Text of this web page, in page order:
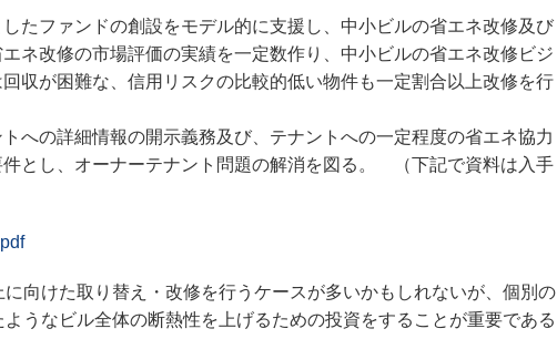
たファンドの創設をモデル的に支援し、中小ビルの省エネ改修及び
ネ改修の市場評価の実績を一定数作り、中小ビルの省エネ改修ビジ
収が困難な、信用リスクの比較的低い物件も一定割合以上改修を行
への詳細情報の開示義務及び、テナントへの一定程度の省エネ協力
とし、オーナーテナント問題の解消を図る。 （下記で資料は入手
向けた取り替え・改修を行うケースが多いかもしれないが、個別の
ようなビル全体の断熱性を上げるための投資をすることが重要である